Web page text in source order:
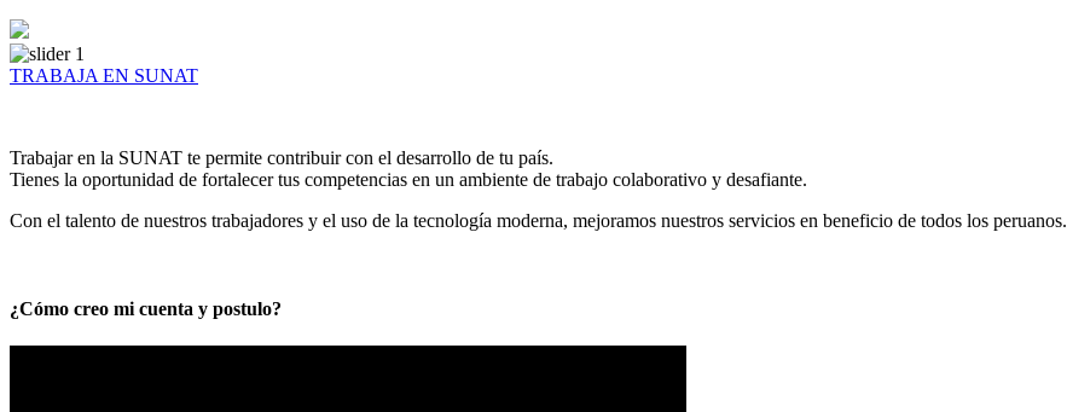
TRABAJA EN SUNAT
Trabajar en la SUNAT te permite contribuir con el desarrollo de tu país.
Tienes la oportunidad de fortalecer tus competencias en un ambiente de trabajo colaborativo y desafiante.
Con el talento de nuestros trabajadores y el uso de la tecnología moderna, mejoramos nuestros servicios en beneficio de todos los peruanos.
¿Cómo creo mi cuenta y postulo?